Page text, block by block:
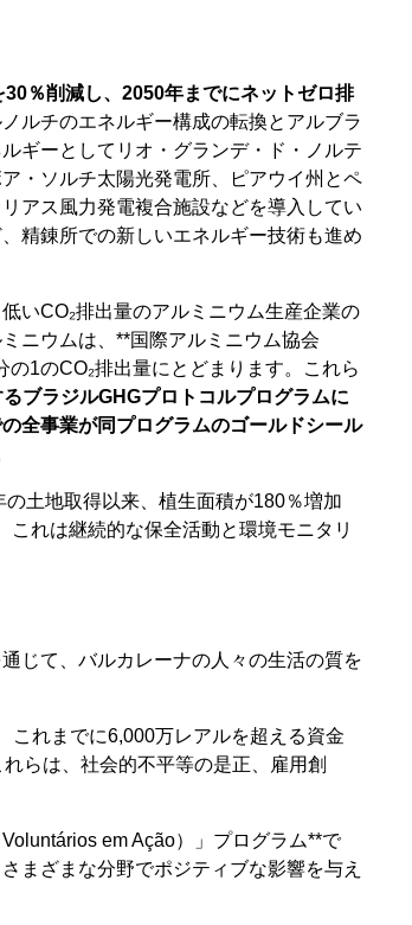
％削減し、2050年までにネットゼロ排
ルチのエネルギー構成の転換とアルブラ
ギーとしてリオ・グランデ・ド・ノルテ
・ソルチ太陽光発電所、ピアウイ州とペ
アス風力発電複合施設などを導入してい
精錬所での新しいエネルギー技術も進め
いCO₂排出量のアルミニウム生産企業の
ニウムは、**国際アルミニウム協会
の1のCO₂排出量にとどまります。これら
ブラジルGHGプロトコルプログラムに
全事業が同プログラムのゴールドシール
土地取得以来、植生面積が180％増加
れは継続的な保全活動と環境モニタリ
じて、バルカレーナの人々の生活の質を
これまでに6,000万レアルを超える資金
らは、社会的不平等の是正、雇用創
em Ação）」プログラム**で
まざまな分野でポジティブな影響を与え